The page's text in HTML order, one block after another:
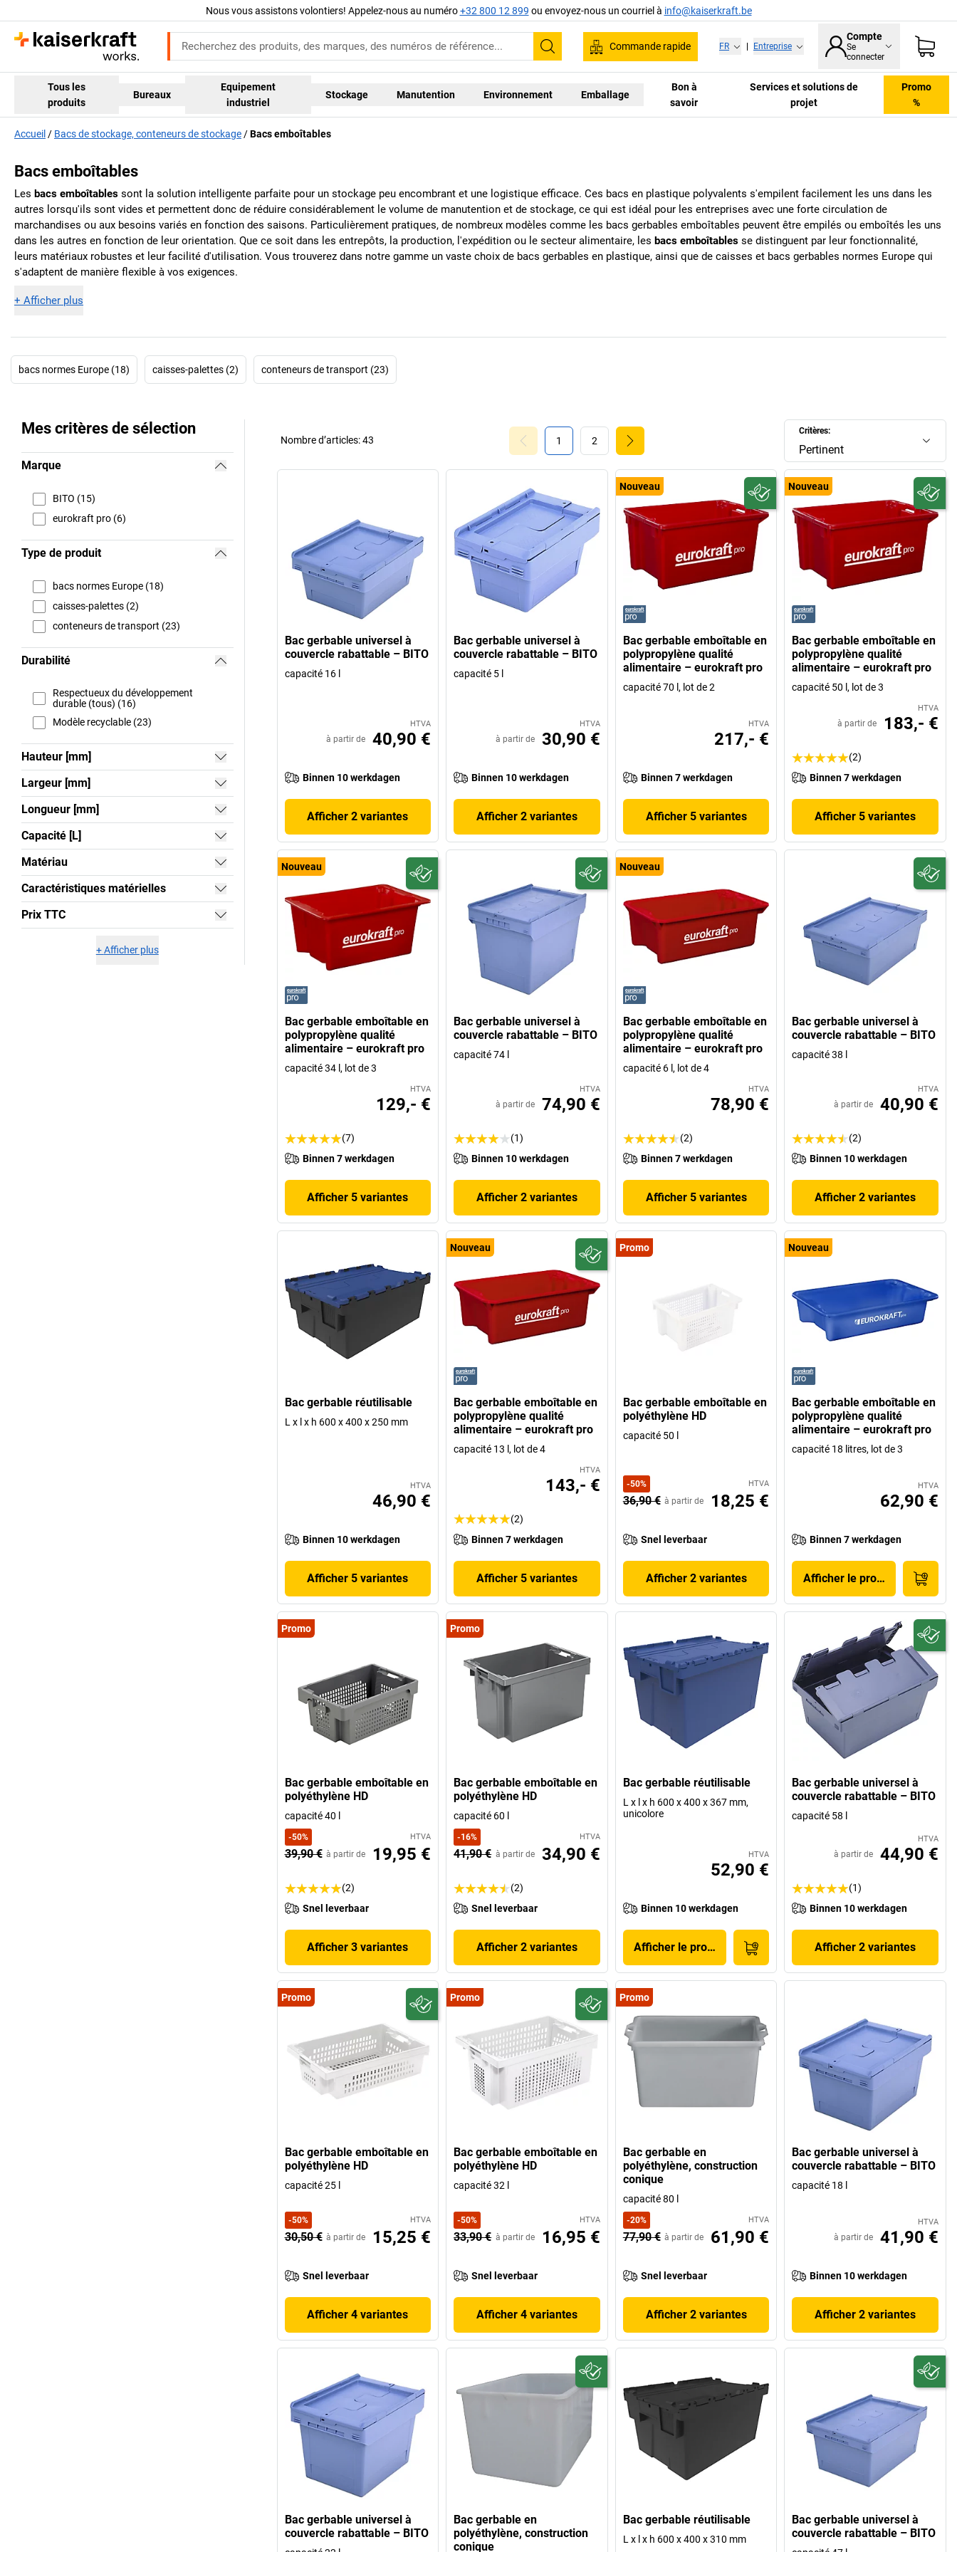
Nous vous assistons volontiers! Appelez-nous au numéro+32 800 12 899 ou envoyez-nous un courriel à info@kaiserkraft.be
Recherche
Commande rapide FR Entreprise
Compte
Se
connecter
Tous les
produits
Bureaux
Equipement
industriel
Stockage Manutention Environnement Emballage
Bon à
savoir
Services et solutions de
projet
Promo
%
Accueil Bacs de stockage, conteneurs de stockage Bacs emboîtables
Bacs emboîtables
Les bacs emboîtables sont la solution intelligente parfaite pour un stockage peu encombrant et une logistique efficace. Ces bacs en plastique polyvalents s'empilent facilement les uns dans les
autres lorsqu'ils sont vides et permettent donc de réduire considérablement le volume de manutention et de stockage, ce qui est idéal pour les entreprises avec une forte circulation de
marchandises ou aux besoins variés en fonction des saisons. Particulièrement pratiques, de nombreux modèles comme les bacs gerbables emboîtables peuvent être empilés ou emboîtés les uns
dans les autres en fonction de leur orientation. Que ce soit dans les entrepôts, la production, l'expédition ou le secteur alimentaire, les bacs emboîtables se distinguent par leur fonctionnalité,
leurs matériaux robustes et leur facilité d'utilisation. Vous trouverez dans notre gamme un vaste choix de bacs gerbables en plastique, ainsi que de caisses et bacs gerbables normes Europe qui
s'adaptent de manière flexible à vos exigences.
+ Afficher plus
bacs normes Europe (18) caisses-palettes (2) conteneurs de transport (23)
Mes critères de sélection
Marque
BITO (15)
eurokraft pro (6)
Type de produit
bacs normes Europe (18)
caisses-palettes (2)
conteneurs de transport (23)
Durabilité
Respectueux du développement
durable (tous) (16)
Modèle recyclable (23)
Hauteur [mm]
Largeur [mm]
Longueur [mm]
Capacité [L]
Matériau
Caractéristiques matérielles
Prix TTC
+Afficher plus
Critères:
Pertinent
1 2
Nombre d’articles:43
Bac gerbable universel à
couvercle rabattable – BITO
capacité 16 l
HTVA
à partir de 40,90 €
Binnen 10 werkdagen
Afficher 2 variantes
Bac gerbable universel à
couvercle rabattable – BITO
capacité 5 l
HTVA
à partir de 30,90 €
Binnen 10 werkdagen
Afficher 2 variantes
Nouveau
Bac gerbable emboîtable en
polypropylène qualité
alimentaire – eurokraft pro
capacité 70 l, lot de 2
HTVA
217,- €
Binnen 7 werkdagen
Afficher 5 variantes
Nouveau
Bac gerbable emboîtable en
polypropylène qualité
alimentaire – eurokraft pro
capacité 50 l, lot de 3
HTVA
à partir de 183,- €
(2)
Binnen 7 werkdagen
Afficher 5 variantes
Nouveau
Bac gerbable emboîtable en
polypropylène qualité
alimentaire – eurokraft pro
capacité 34 l, lot de 3
HTVA
129,- €
(7)
Binnen 7 werkdagen
Afficher 5 variantes
Bac gerbable universel à
couvercle rabattable – BITO
capacité 74 l
HTVA
à partir de 74,90 €
(1)
Binnen 10 werkdagen
Afficher 2 variantes
Nouveau
Bac gerbable emboîtable en
polypropylène qualité
alimentaire – eurokraft pro
capacité 6 l, lot de 4
HTVA
78,90 €
(2)
Binnen 7 werkdagen
Afficher 5 variantes
Bac gerbable universel à
couvercle rabattable – BITO
capacité 38 l
HTVA
à partir de 40,90 €
(2)
Binnen 10 werkdagen
Afficher 2 variantes
Bac gerbable réutilisable
L x l x h 600 x 400 x 250 mm
HTVA
46,90 €
Binnen 10 werkdagen
Afficher 5 variantes
Nouveau
Bac gerbable emboîtable en
polypropylène qualité
alimentaire – eurokraft pro
capacité 13 l, lot de 4
HTVA
143,- €
(2)
Binnen 7 werkdagen
Afficher 5 variantes
Promo
Bac gerbable emboîtable en
polyéthylène HD
capacité 50 l
-50% HTVA
36,90 € à partir de 18,25 €
Snel leverbaar
Afficher 2 variantes
Nouveau
Bac gerbable emboîtable en
polypropylène qualité
alimentaire – eurokraft pro
capacité 18 litres, lot de 3
HTVA
62,90 €
Binnen 7 werkdagen
Afficher le produit
Promo
Bac gerbable emboîtable en
polyéthylène HD
capacité 40 l
-50% HTVA
39,90 € à partir de 19,95 €
(2)
Snel leverbaar
Afficher 3 variantes
Promo
Bac gerbable emboîtable en
polyéthylène HD
capacité 60 l
-16% HTVA
41,90 € à partir de 34,90 €
(2)
Snel leverbaar
Afficher 2 variantes
Bac gerbable réutilisable
L x l x h 600 x 400 x 367 mm,
unicolore
HTVA
52,90 €
Binnen 10 werkdagen
Afficher le produit
Bac gerbable universel à
couvercle rabattable – BITO
capacité 58 l
HTVA
à partir de 44,90 €
(1)
Binnen 10 werkdagen
Afficher 2 variantes
Promo
Bac gerbable emboîtable en
polyéthylène HD
capacité 25 l
-50% HTVA
30,50 € à partir de 15,25 €
Snel leverbaar
Afficher 4 variantes
Promo
Bac gerbable emboîtable en
polyéthylène HD
capacité 32 l
-50% HTVA
33,90 € à partir de 16,95 €
Snel leverbaar
Afficher 4 variantes
Promo
Bac gerbable en
polyéthylène, construction
conique
capacité 80 l
-20% HTVA
77,90 € à partir de 61,90 €
Snel leverbaar
Afficher 2 variantes
Bac gerbable universel à
couvercle rabattable – BITO
capacité 18 l
HTVA
à partir de 41,90 €
Binnen 10 werkdagen
Afficher 2 variantes
Bac gerbable universel à
couvercle rabattable – BITO
Bac gerbable en
polyéthylène, construction
conique
Bac gerbable réutilisable
L x l x h 600 x 400 x 310 mm
Bac gerbable universel à
couvercle rabattable – BITO